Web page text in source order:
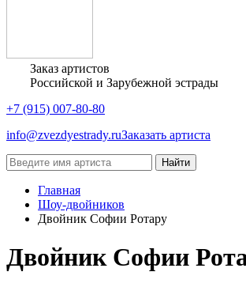
Заказ артистов
Российской и Зарубежной эстрады
+7 (915) 007-80-80
info@zvezdyestrady.ruЗаказать артиста
Найти
Главная
Шоу-двойников
Двойник Софии Ротару
Двойник Софии